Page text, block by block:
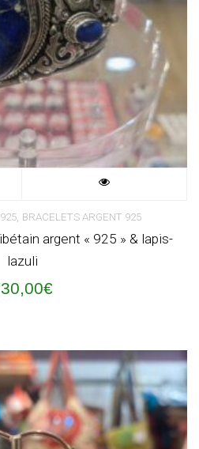
, BRACELETS ARGENT 925
argent « 925 » & lapis-
lazuli
€